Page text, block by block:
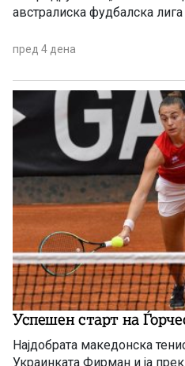
австралиска фудбалска лига
пред 4 дена
Успешен старт на
Најдобрата македонска
Украинката Фирман и ја